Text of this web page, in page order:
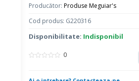
Producător: Produse Meguiar's
Cod produs: G220316
Disponibilitate: Indisponibil
0